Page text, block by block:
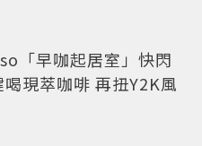
「早咖起居室」快閃
喝現萃咖啡 再扭Y2K風